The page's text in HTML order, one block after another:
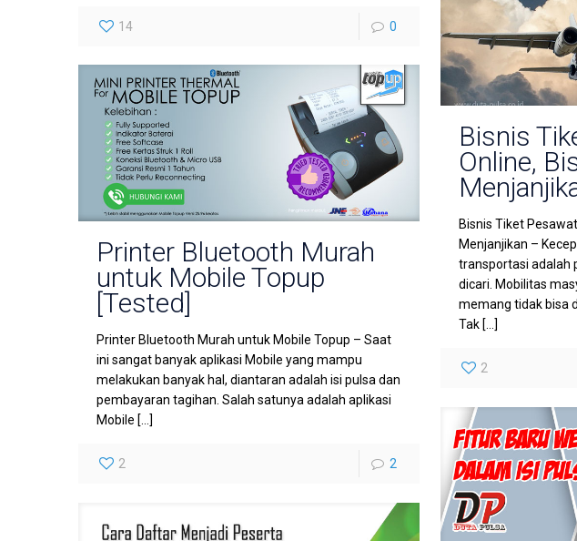
14 0
Bisnis
Online,
Bisnis Tiket
Menjanjikan –
transportasi adalah
dicari. Mobilitas
memang tidak bisa
Tak […]
2
Printer Bluetooth Murah
untuk Mobile Topup
[Tested]
Printer Bluetooth Murah untuk Mobile Topup – Saat
ini sangat banyak aplikasi Mobile yang mampu
melakukan banyak hal, diantaran adalah isi pulsa dan
pembayaran tagihan. Salah satunya adalah aplikasi
Mobile […]
2 2